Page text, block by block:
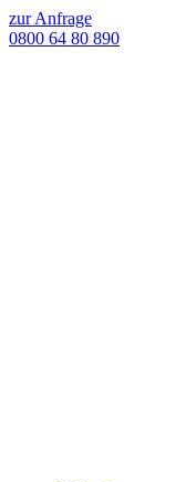
zur Anfrage
0800 64 80 890